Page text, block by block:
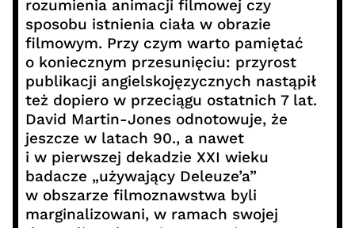
rozumienia animacji filmowej czy
sposobu istnienia ciała w obrazie
filmowym. Przy czym warto pamiętać
o koniecznym przesunięciu: przyrost
publikacji angielskojęzycznych nastąpił
też dopiero w przeciągu ostatnich 7 lat.
David Martin-Jones odnotowuje, że
jeszcze w latach 90., a nawet
i w pierwszej dekadzie XXI wieku
badacze „używający Deleuze’a”
w obszarze filmoznawstwa byli
marginalizowani, w ramach swojej